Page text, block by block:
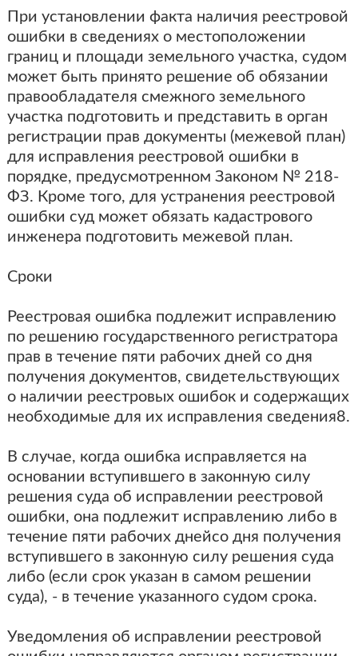
При установлении факта наличия реестровой
ошибки в сведениях о местоположении
границ и площади земельного участка, судом
может быть принято решение об обязании
правообладателя смежного земельного
участка подготовить и представить в орган
регистрации прав документы (межевой план)
для исправления реестровой ошибки в
порядке, предусмотренном Законом № 218-
ФЗ. Кроме того, для устранения реестровой
ошибки суд может обязать кадастрового
инженера подготовить межевой план.
Сроки
Реестровая ошибка подлежит исправлению
по решению государственного регистратора
прав в течение пяти рабочих дней со дня
получения документов, свидетельствующих
о наличии реестровых ошибок и содержащих
необходимые для их исправления сведения8.
В случае, когда ошибка исправляется на
основании вступившего в законную силу
решения суда об исправлении реестровой
ошибки, она подлежит исправлению либо в
течение пяти рабочих днейсо дня получения
вступившего в законную силу решения суда
либо (если срок указан в самом решении
суда), - в течение указанного судом срока.
Уведомления об исправлении реестровой